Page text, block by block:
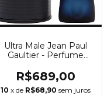
Ultra Male Jean Paul
Gaultier - Perfume
Toilette
R$689,00
10 x de R$68,90 sem juros